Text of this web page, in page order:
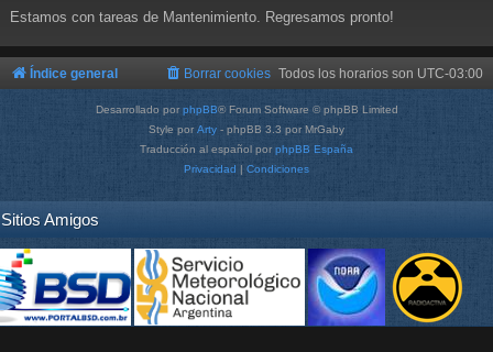
Estamos con tareas de Mantenimiento. Regresamos pronto!
Índice general Todos los horarios son UTC-03:00
Borrar cookies
Desarrollado por phpBB® Forum Software © phpBB Limited
Style por Arty - phpBB 3.3 por MrGaby
Traducción al español por phpBB España
Privacidad | Condiciones
Sitios Amigos